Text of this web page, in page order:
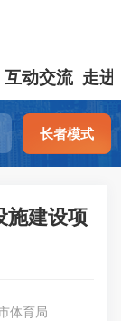
互动交流 走进
长者模式
施建设项
体育局